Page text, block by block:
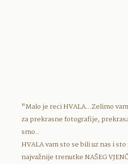
"Malo je reci HVALA...Zelimo
za prekrasne fotografije,
smo..
HVALA vam sto se bili uz nas i
najvažnije trenutke NAŠEG